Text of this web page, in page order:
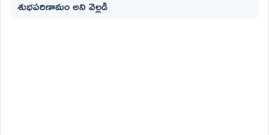
శుభపరిణామం అని వెల్లడి